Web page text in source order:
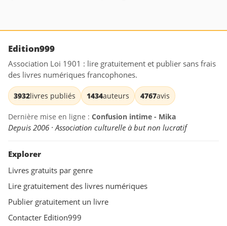
Edition999
Association Loi 1901 : lire gratuitement et publier sans frais
des livres numériques francophones.
3932livres publiés 1434auteurs 4767avis
Dernière mise en ligne : Confusion intime - Mika
Depuis 2006 · Association culturelle à but non lucratif
Explorer
Livres gratuits par genre
Lire gratuitement des livres numériques
Publier gratuitement un livre
Contacter Edition999